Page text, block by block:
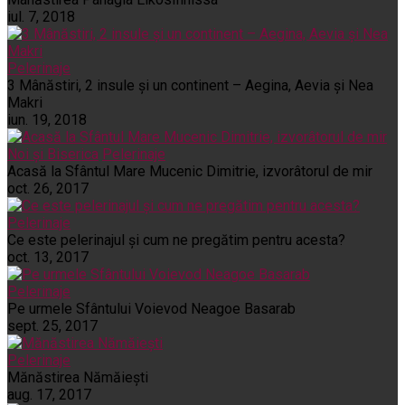
iul. 7, 2018
Pelerinaje
3 Mânăstiri, 2 insule și un continent – Aegina, Aevia și Nea
Makri
iun. 19, 2018
Noi și Biserica Pelerinaje
Acasă la Sfântul Mare Mucenic Dimitrie, izvorâtorul de mir
oct. 26, 2017
Pelerinaje
Ce este pelerinajul şi cum ne pregătim pentru acesta?
oct. 13, 2017
Pelerinaje
Pe urmele Sfântului Voievod Neagoe Basarab
sept. 25, 2017
Pelerinaje
Mănăstirea Nămăiești
aug. 17, 2017